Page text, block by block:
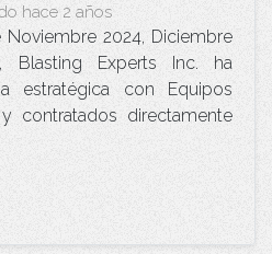
hace 2 años
2024, Diciembre
Blasting Experts Inc. ha
estratégica con Equipos
contratados directamente